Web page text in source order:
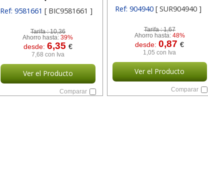
Ref: 9581661[ BIC9581661 ]
Tarifa :10,36
Ahorro hasta:39%
desde: 6,35 €
7,68 con Iva
Ver el Producto
Comparar
Ref: 904940[ SUR904940 ]
Tarifa :1,67
Ahorro hasta: 48%
desde:0,87€
1,05 con Iva
Ver el Producto
Comparar